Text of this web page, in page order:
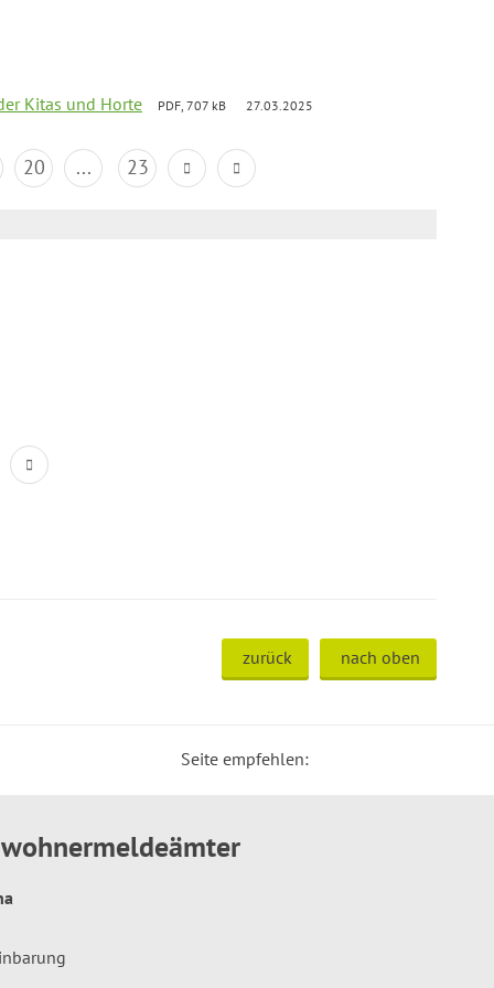
Kitas und Horte PDF, 707 kB 27.03.2025
20 ... 23
zurück nach oben
Seite empfehlen: